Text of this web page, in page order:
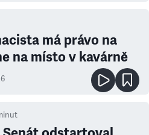
má právo na
na místo v kavárně